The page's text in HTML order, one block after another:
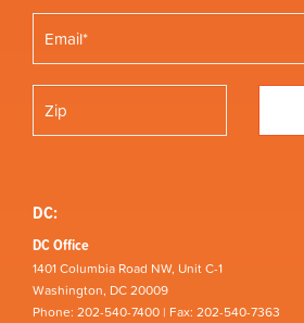
DC:
DC Office
1401 Columbia Road NW, Unit C-1
Washington, DC 20009
Phone: 202-540-7400 | Fax: 202-540-7363